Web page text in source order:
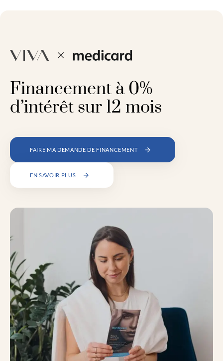
Financement à 0%
d’intérêt sur 12 mois
FAIRE MA DEMANDE DE FINANCEMENT
EN SAVOIR PLUS